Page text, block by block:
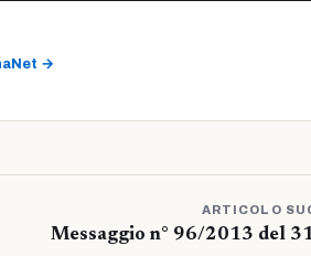
→
ARTICOLO
Messaggio n° 96/2013 del